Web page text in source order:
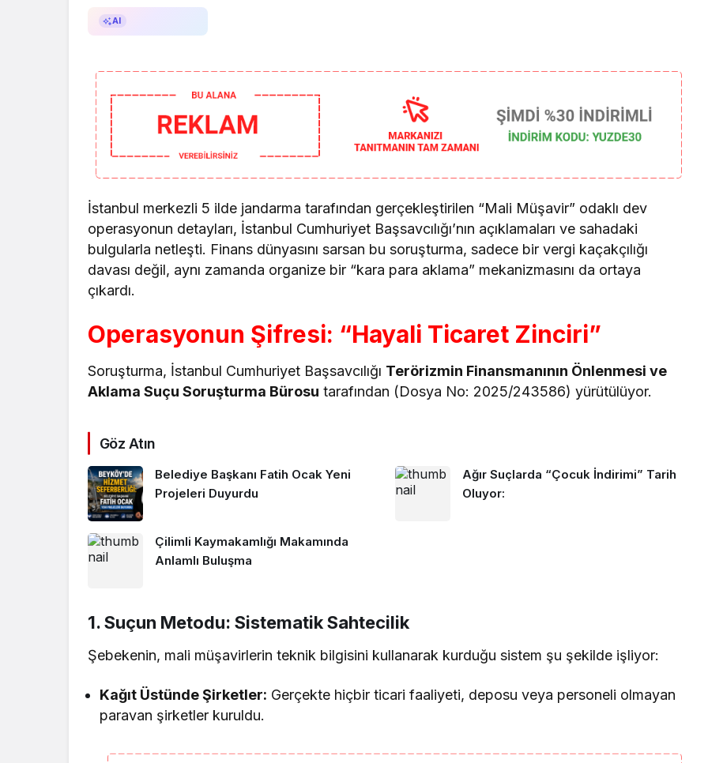
AI
İstanbul merkezli 5 ilde jandarma tarafından gerçekleştirilen “Mali Müşavir” odaklı dev
operasyonun detayları, İstanbul Cumhuriyet Başsavcılığı’nın açıklamaları ve sahadaki
bulgularla netleşti. Finans dünyasını sarsan bu soruşturma, sadece bir vergi kaçakçılığı
davası değil, aynı zamanda organize bir “kara para aklama” mekanizmasını da ortaya
çıkardı.
Operasyonun Şifresi: “Hayali Ticaret Zinciri”
Soruşturma, İstanbul Cumhuriyet Başsavcılığı Terörizmin Finansmanının Önlenmesi ve
Aklama Suçu Soruşturma Bürosu tarafından (Dosya No: 2025/243586) yürütülüyor.
Göz Atın
Belediye Başkanı Fatih Ocak Yeni
Projeleri Duyurdu
Ağır Suçlarda “Çocuk İndirimi” Tarih
Oluyor:
Çilimli Kaymakamlığı Makamında
Anlamlı Buluşma
1. Suçun Metodu: Sistematik Sahtecilik
Şebekenin, mali müşavirlerin teknik bilgisini kullanarak kurduğu sistem şu şekilde işliyor:
Kağıt Üstünde Şirketler: Gerçekte hiçbir ticari faaliyeti, deposu veya personeli olmayan
paravan şirketler kuruldu.